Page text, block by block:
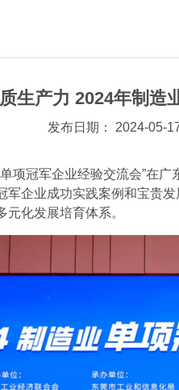
生产力 2024年制造
发布日期： 2024-05-
冠军企业经验交流会”在广
企业成功实践案例和宝贵
化发展培育体系。